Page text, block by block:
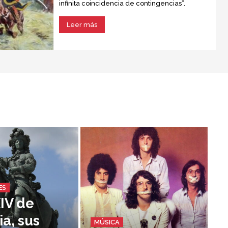
infinita coincidencia de contingencias”.
Leer más
de
sus
MÚSICA